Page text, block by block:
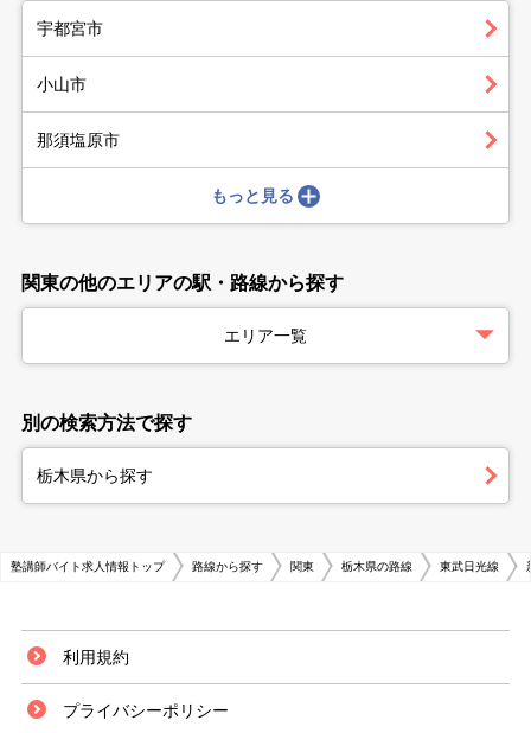
宇都宮市
小山市
那須塩原市
もっと見る
関東の他のエリアの駅・路線から探す
エリア一覧
別の検索方法で探す
栃木県から探す
塾講師バイト求人情報トップ 路線から探す 関東 栃木県の路線 東武日光線
利用規約
プライバシーポリシー